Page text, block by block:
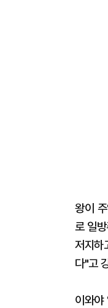
왕이
로 일
저지하
다"고
이와야